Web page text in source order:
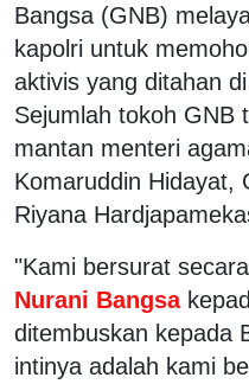
Bangsa (GNB)
kapolri untuk
aktivis yang ditahan
Sejumlah tokoh GNB
mantan menteri
Komaruddin Hidayat,
Riyana
"Kami bersurat
Nurani Bangsa
ditembuskan kepada
intinya adalah kami